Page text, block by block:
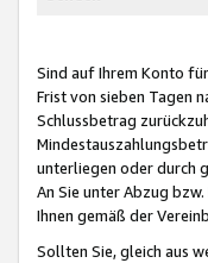
Sind auf Ihrem Konto
Frist von sieben Tagen
Schlussbetrag
unterliegen oder durch
An Sie unter Abzug
Ihnen gemäß der
Sollten Sie, gleich aus